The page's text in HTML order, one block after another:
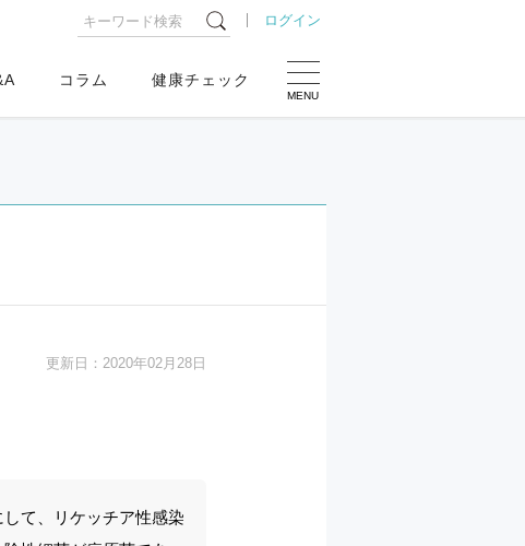
ログイン
MENU
コラム 健康チェック
更新日： 2020年02月28日
て、リケッチア性感染